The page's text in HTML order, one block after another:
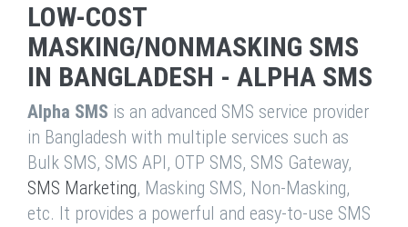
LOW-COST
MASKING/NONMASKING SMS
IN BANGLADESH - ALPHA SMS
Alpha SMS is an advanced SMS service provider
in Bangladesh with multiple services such as
Bulk SMS, SMS API, OTP SMS, SMS Gateway,
SMS Marketing, Masking SMS, Non-Masking,
etc. It provides a powerful and easy-to-use SMS